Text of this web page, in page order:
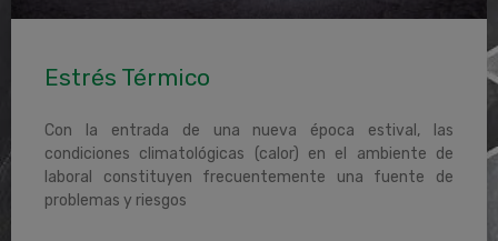
Estrés Térmico
Con la entrada de una nueva época estival, las
condiciones climatológicas (calor) en el ambiente de
laboral constituyen frecuentemente una fuente de
problemas y riesgos